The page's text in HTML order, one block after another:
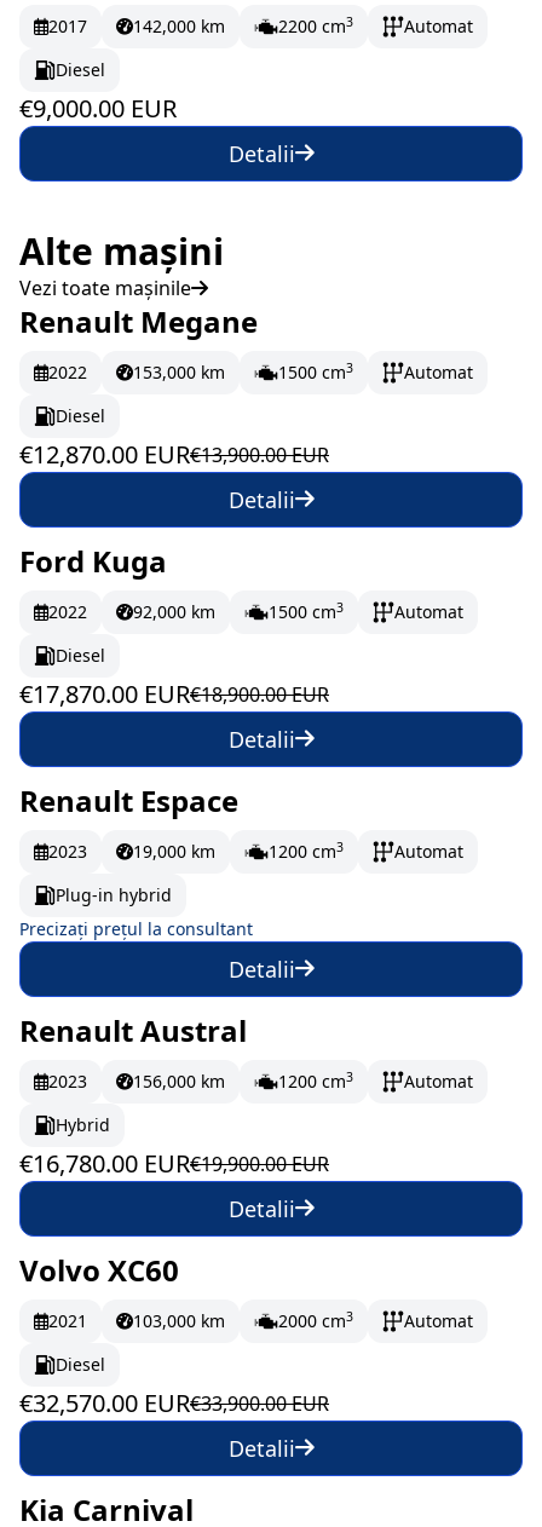
2017 142,000 km 2200 cm3
Automat
Diesel
€9,000.00 EUR
Detalii
Alte mașini
Vezi toate mașinile
În stoc
214.5 EUR/lună
Renault Megane
2022 153,000 km 1500 cm3
Automat
Diesel
€12,870.00 EUR€13,900.00 EUR
Detalii
În stoc
Ford Kuga
2022 92,000 km 1500 cm3
Automat
Diesel
€17,870.00 EUR€18,900.00 EUR
Detalii
La comandă
Renault Espace
2023 19,000 km 1200 cm3
Automat
Plug-in hybrid
Precizați prețul la consultant
Detalii
Pe drum 279.67 EUR/lună
Renault Austral
2023 156,000 km 1200 cm3
Automat
Hybrid
€16,780.00 EUR€19,900.00 EUR
Detalii
În stoc 542.83 EUR/lună
Volvo XC60
2021 103,000 km 2000 cm3
Automat
Diesel
€32,570.00 EUR€33,900.00 EUR
Detalii
Kia Carnival